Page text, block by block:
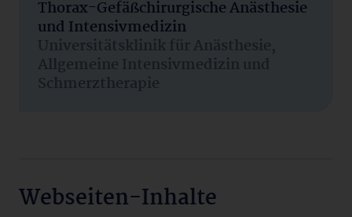
Thorax-Gefäßchirurgische Anästhesie
und Intensivmedizin
Universitätsklinik für Anästhesie,
Allgemeine Intensivmedizin und
Schmerztherapie
Webseiten-Inhalte